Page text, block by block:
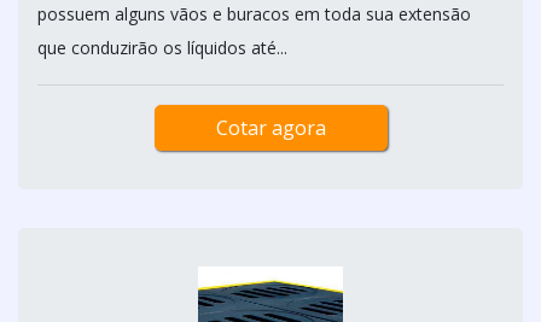
possuem alguns vãos e buracos em toda sua extensão
que conduzirão os líquidos até...
Cotar agora